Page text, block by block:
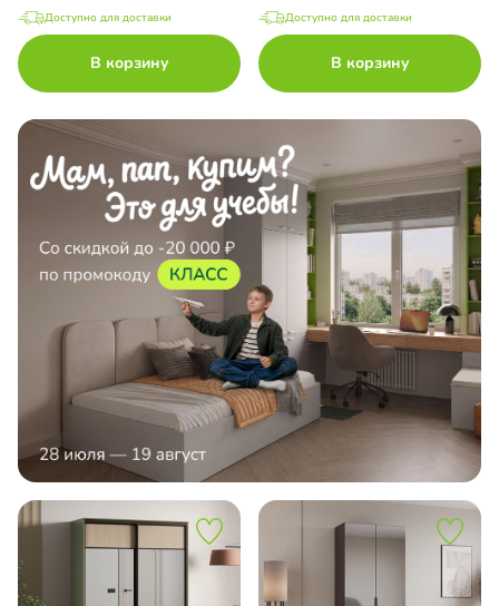
Доступно для доставки
В корзину
Доступно для доставки
В корзину